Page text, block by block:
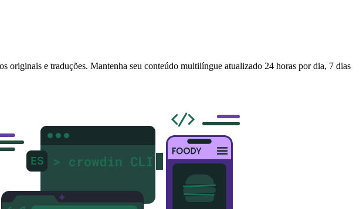
originais e traduções. Mantenha seu conteúdo multilíngue atualizado 24 horas por dia, 7 dias